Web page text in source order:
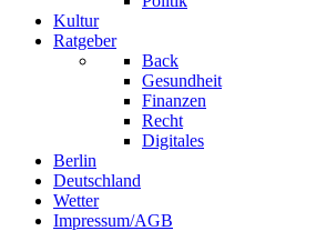
Kultur
Ratgeber
Back
Gesundheit
Finanzen
Recht
Digitales
Berlin
Deutschland
Wetter
Impressum/AGB